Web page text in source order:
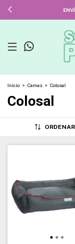
Inicio > Camas > Colosal
Colosal
ORDENAR